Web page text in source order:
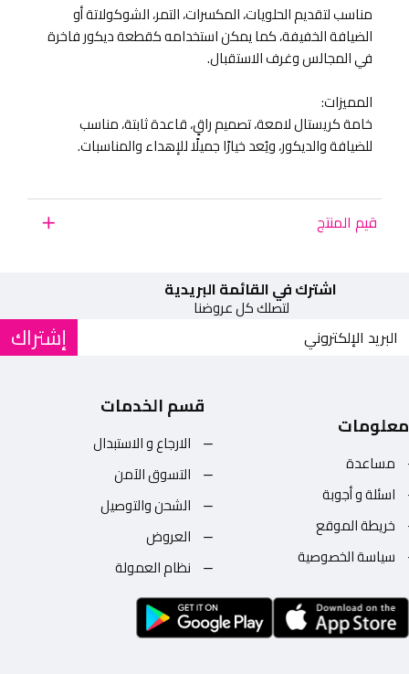
مناسب لتقديم الحلويات، المكسرات، التمر، الشوكولاتة أو
الضيافة الخفيفة، كما يمكن استخدامه كقطعة ديكور فاخرة
في المجالس وغرف الاستقبال.
المميزات:
خامة كريستال لامعة، تصميم راقٍ، قاعدة ثابتة، مناسب
للضيافة والديكور، ويُعد خيارًا جميلًا للإهداء والمناسبات.
قيم المنتج
اشترك في القائمة البريدية
لتصلك كل عروضنا
إشتراك
معلومات
مساعدة
اسئلة و أجوبة
خريطة الموقع
سياسة الخصوصية
قسم الخدمات
الارجاع و الاستبدال
التسوق الآمن
الشحن والتوصيل
العروض
نظام العمولة